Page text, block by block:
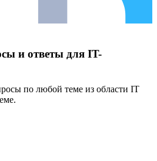
и ответы для IT-
по любой теме из области IT